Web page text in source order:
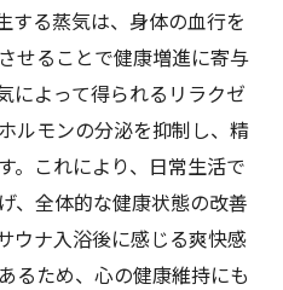
する蒸気は、身体の血行を
せることで健康増進に寄与
によって得られるリラクゼ
ルモンの分泌を抑制し、精
。これにより、日常生活で
、全体的な健康状態の改善
ウナ入浴後に感じる爽快感
るため、心の健康維持にも